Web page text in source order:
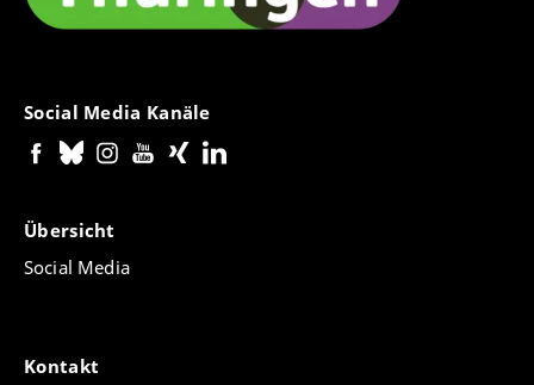
Social Media Kanäle
Übersicht
Social Media
Kontakt